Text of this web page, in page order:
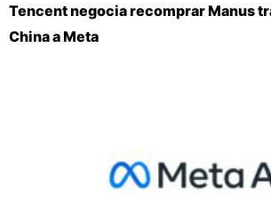
Tencent negocia recomprar Manus
China a Meta